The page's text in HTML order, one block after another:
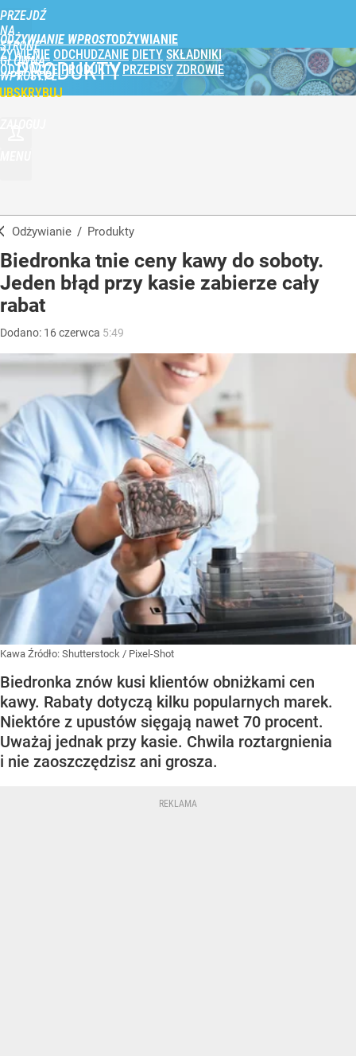
PRZEJDŹ
NA
STRONĘ
GŁÓWNĄ
WPROST.PL
ODŻYWIANIE WPROST
ŻYWIENIE ODCHUDZANIE DIETY SKŁADNIKI
ODŻYWCZE PRODUKTY PRZEPISY ZDROWIE
PRODUKTY
Odżywianie / Produkty
Biedronka tnie ceny kawy do soboty.
Jeden błąd przy kasie zabierze cały
rabat
Dodano: 16czerwca 5:49
Kawa Źródło: Shutterstock / Pixel-Shot
Biedronka znów kusi klientów obniżkami cen
kawy. Rabaty dotyczą kilku popularnych marek.
Niektóre z upustów sięgają nawet 70 procent.
Uważaj jednak przy kasie. Chwila roztargnienia
i nie zaoszczędzisz ani grosza.